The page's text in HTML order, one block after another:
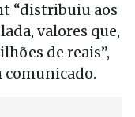
“distribuiu aos
valores que,
de reais”,
comunicado.